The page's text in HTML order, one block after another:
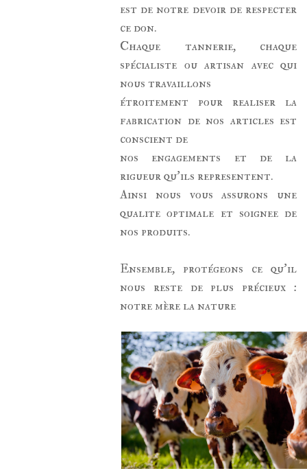
est de notre devoir de respecter
ce don.
Chaque tannerie, chaque
spécialiste ou artisan avec qui
nous travaillons
étroitement pour realiser la
fabrication de nos articles est
conscient de
nos engagements et de la
rigueur qu'ils representent.
Ainsi nous vous assurons une
qualite optimale et soignee de
nos produits.
Ensemble, protégeons ce qu'il
nous reste de plus précieux :
notre mère la nature